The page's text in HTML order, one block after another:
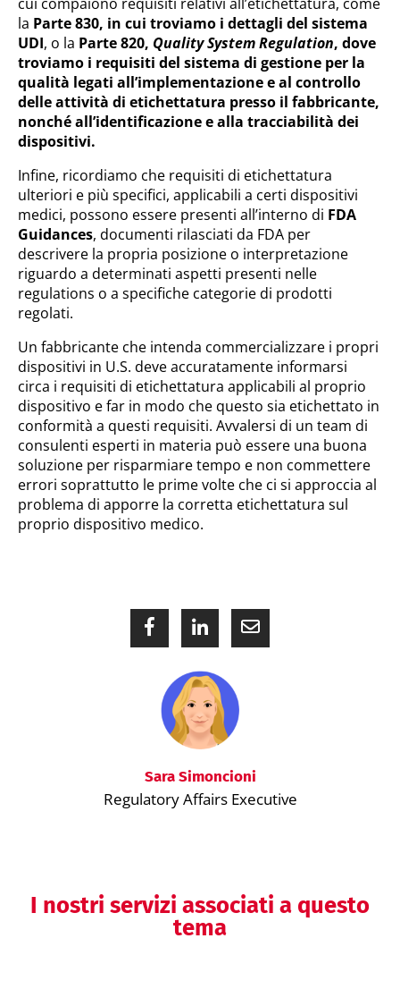
la Parte 830, in cui troviamo i dettagli del sistema
UDI, o la Parte 820, Quality System Regulation, dove
troviamo i requisiti del sistema di gestione per la
qualità legati all’implementazione e al controllo
delle attività di etichettatura presso il fabbricante,
nonché all’identificazione e alla tracciabilità dei
dispositivi.
Infine, ricordiamo che requisiti di etichettatura
ulteriori e più specifici, applicabili a certi dispositivi
medici, possono essere presenti all’interno di FDA
Guidances, documenti rilasciati da FDA per
descrivere la propria posizione o interpretazione
riguardo a determinati aspetti presenti nelle
regulations o a specifiche categorie di prodotti
regolati.
Un fabbricante che intenda commercializzare i propri
dispositivi in U.S. deve accuratamente informarsi
circa i requisiti di etichettatura applicabili al proprio
dispositivo e far in modo che questo sia etichettato in
conformità a questi requisiti. Avvalersi di un team di
consulenti esperti in materia può essere una buona
soluzione per risparmiare tempo e non commettere
errori soprattutto le prime volte che ci si approccia al
problema di apporre la corretta etichettatura sul
proprio dispositivo medico.
Sara Simoncioni
Regulatory Affairs Executive
I nostri servizi associati a questo
tema